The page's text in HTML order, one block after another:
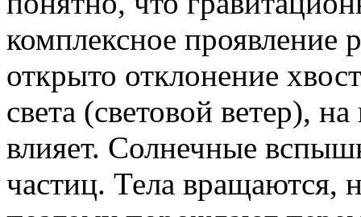
комплексное
открыто отклонение
света (световой ветер),
влияет. Солнечные
частиц. Тела вращаются,